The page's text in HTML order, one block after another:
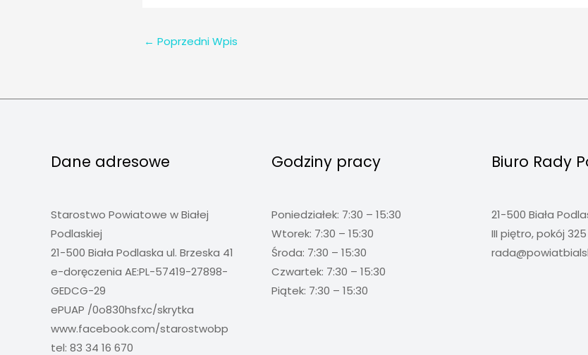
← Poprzedni Wpis
Dane adresowe
Starostwo Powiatowe w Białej
Podlaskiej
21-500 Biała Podlaska ul. Brzeska 41
e-doręczenia AE:PL-57419-27898-
GEDCG-29
ePUAP /0o830hsfxc/skrytka
www.facebook.com/starostwobp
tel: 83 34 16 670
Godziny pracy
Poniedziałek: 7:30 – 15:30
Wtorek: 7:30 – 15:30
Środa: 7:30 – 15:30
Czwartek: 7:30 – 15:30
Piątek: 7:30 – 15:30
Biuro Rady
21-500 Biała
III piętro, pokój 325